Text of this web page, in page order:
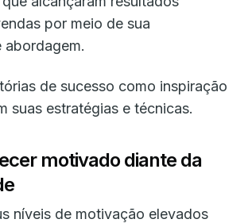
por meio de sua
abordagem.
de sucesso como inspiração
suas estratégias e técnicas.
motivado diante da
níveis de motivação elevados